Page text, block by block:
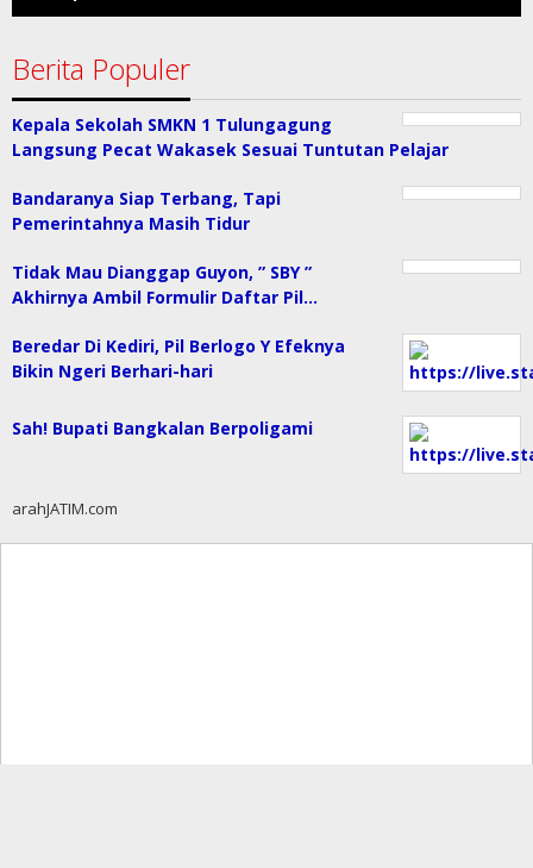
Berita Populer
Kepala Sekolah SMKN 1 Tulungagung
Langsung Pecat Wakasek Sesuai Tuntutan Pelajar
Bandaranya Siap Terbang, Tapi
Pemerintahnya Masih Tidur
Tidak Mau Dianggap Guyon, ” SBY ”
Akhirnya Ambil Formulir Daftar Pil…
Beredar Di Kediri, Pil Berlogo Y Efeknya
Bikin Ngeri Berhari-hari
Sah! Bupati Bangkalan Berpoligami
arahJATIM.com